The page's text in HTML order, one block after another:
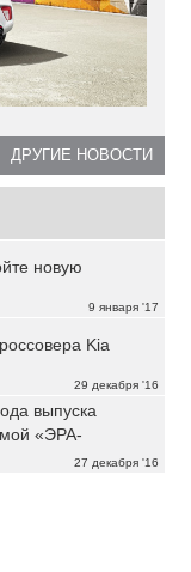
ДРУГИЕ НОВОСТИ
9 января '17
новую
29 декабря '16
Kia
27 декабря '16
выпуска
«ЭРА-